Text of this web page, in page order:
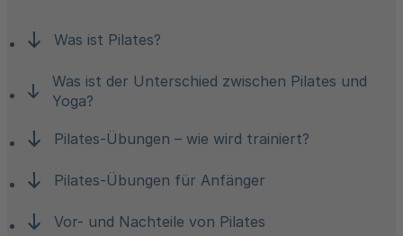
Was ist Pilates?
Was ist der Unterschied zwischen Pilates und
Yoga?
Pilates-Übungen – wie wird trainiert?
Pilates-Übungen für Anfänger
Vor- und Nachteile von Pilates